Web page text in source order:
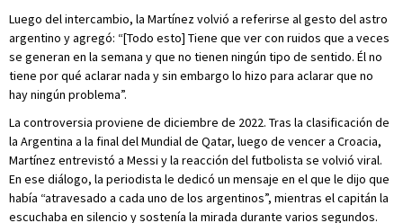
Luego del intercambio, la Martínez volvió a referirse al gesto del astro
argentino y agregó: “[Todo esto] Tiene que ver con ruidos que a veces
se generan en la semana y que no tienen ningún tipo de sentido. Él no
tiene por qué aclarar nada y sin embargo lo hizo para aclarar que no
hay ningún problema”.
La controversia proviene de diciembre de 2022. Tras la clasificación de
la Argentina a la final del Mundial de Qatar, luego de vencer a Croacia,
Martínez entrevistó a Messi y la reacción del futbolista se volvió viral.
En ese diálogo, la periodista le dedicó un mensaje en el que le dijo que
había “atravesado a cada uno de los argentinos”, mientras el capitán la
escuchaba en silencio y sostenía la mirada durante varios segundos.